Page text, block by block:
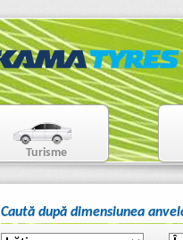
Turisme
Caută după dimensiunea